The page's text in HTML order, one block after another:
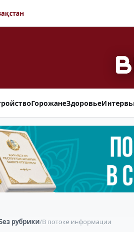
ГорожанеЗдоровье
рубрики/В потоке информации